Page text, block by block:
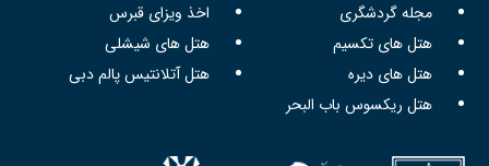
مجله گردشگری
اخذ ویزای قبرس
هتل های تکسیم
هتل های شیشلی
هتل های دیره
هتل آتلانتیس پالم دبی
هتل ریکسوس باب البحر